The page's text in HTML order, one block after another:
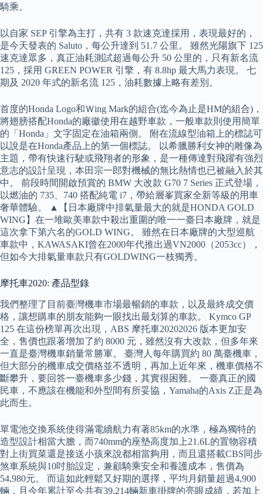
騎乘。
以自家 SEP 引擎為主打，共有 3 款速克達採用，表現最好的，
是今天發表的 Saluto，每公升達到 51.7 公里。 雖然光陽旗下 125
速克達眾多，真正油耗測試超過每公升 50 公里的，只有新名流
125，採用 GREEN POWER 引擎，有 8.8hp 最大馬力表現。 七
期及 2020 年式的新名流 125，油耗數據上略有差別。
首度的Honda Logo和Ｗing Mark的組合(迄今為止是HM的組合)，
將翅膀搭配Honda的廠徽使用在越野車款，一般車款則使用簡單
的「Honda」文字固定在油箱兩側。 附在流線型油箱上的標誌可
以說是在Honda產品上的第一個標誌。 以希臘勝利女神的雕像為
主題，帶有快速行駛或飛翔者的形象，是一種傳達對飛躍有強烈
意志的設計呈現，本田宗一郎對機械的無比熱情也已被融入於其
中。 前段時間開啟預賞的 BMW 大改款 G70 7 Series 正式登場，
以燃油的 735、740 搭配純電 i7，帶給層峯買家全新等級的用車
奢華體驗。 ▲【日本廠牌中排氣量最大的就是HONDA GOLD
WING】在一堆歐美車款中殺出重圍的唯一一臺日本廠牌，就是
這次拿下第六名的GOLD WING。 雖然在日本廠牌的大型巡航
車款中，KAWASAKI曾在2000年代推出過VN2000（2053cc），
但如今大排氣量車款只有GOLDWING一枝獨秀。
摩托車2020: 產品型錄
我們整理了目前臺灣機車市場最暢銷的車款，以及最終成交價
格，讓想購車的朋友能夠一眼找出最划算的車款。 Kymco GP
125 在這份榜單再次出現，ABS 摩托車20202026 版本更加安
全，售價也跟著增加了約 8000 元，雖然沒有大改款，但多年來
一直是臺灣機車銷量常勝軍。 臺灣人每年購買約 80 萬臺機車，
但大部分的機車成交價格並不透明，再加上近年來，機車價格不
斷攀升，要回答一臺機車多少錢，其實很困難。 一臺真正的國
民車，不應該在機能和外型間有所妥協，Yamaha的Axis Z正是為
此而生。
單電池交換系統使得滿電續航力有著85km的水準，極為獨特的
造型設計相當大膽，而740mm的座墊高度加上21.6L的置物容積
對上街買菜還是接送小孩來說都相當夠用，而且還搭載CBS同步
煞車系統與10吋胎設定，兼顧騎乘安全和養護成本，售價為
54,980元。 而這如此輕鬆又好期的選擇，平均月銷量超過4,900
輛，且今年累計至今共有39,214輛新車掛牌的亮眼成績，若加上